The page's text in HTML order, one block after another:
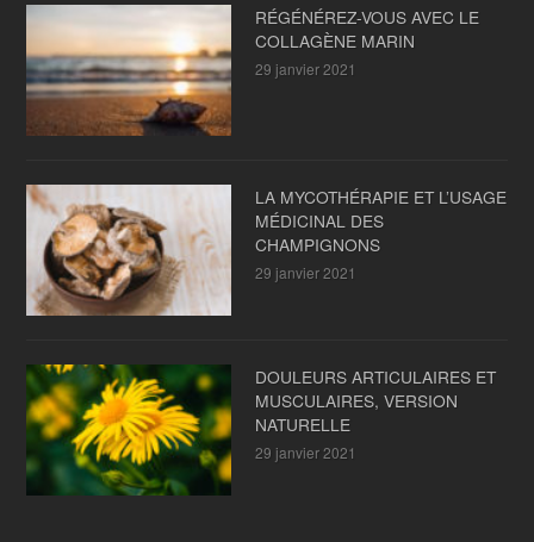
RÉGÉNÉREZ-VOUS AVEC LE
COLLAGÈNE MARIN
29 janvier 2021
LA MYCOTHÉRAPIE ET L’USAGE
MÉDICINAL DES
CHAMPIGNONS
29 janvier 2021
DOULEURS ARTICULAIRES ET
MUSCULAIRES, VERSION
NATURELLE
29 janvier 2021